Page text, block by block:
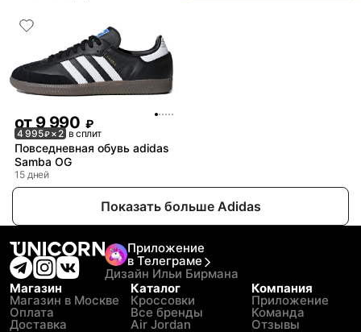
от9 990 ₽
4 995₽× 2 в сплит
Повседневная обувь adidas
Samba OG
15 дней
Показать больше Adidas
Приложение
в Телеграме
Дизайн Ильи Бирмана
Магазин
Магазин в Москве
Оплата
Доставка
Каталог
Кроссовки
Все бренды
Air Jordan
Компания
Приложение
Команда
Отзывы